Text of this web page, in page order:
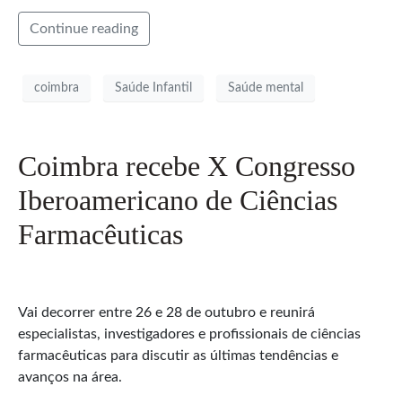
Continue reading
coimbra Saúde Infantil Saúde mental
Coimbra recebe X Congresso
Iberoamericano de Ciências
Farmacêuticas
Vai decorrer entre 26 e 28 de outubro e reunirá
especialistas, investigadores e profissionais de ciências
farmacêuticas para discutir as últimas tendências e
avanços na área.